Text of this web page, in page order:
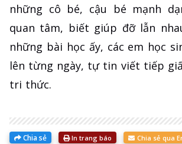
những cô bé, cậu bé mạnh
quan tâm, biết giúp đỡ lẫn
những bài học ấy, các em học
lên từng ngày, tự tin viết tiếp
tri thức.
Chia sẻ In trang báo Chia sẻ qua